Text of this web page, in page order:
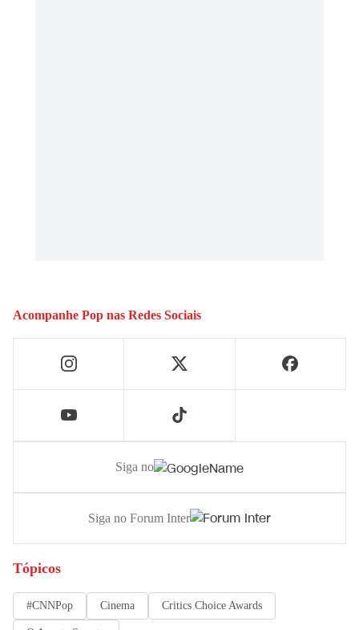
Acompanhe Pop nas Redes Sociais
Siga no
Siga no Forum Inter
Tópicos
#CNNPop Cinema Critics Choice Awards